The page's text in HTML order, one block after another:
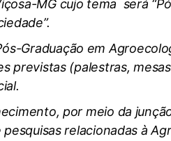
MG cujo tema será
Graduação em
previstas (palestras,
por meio da
relacionadas à